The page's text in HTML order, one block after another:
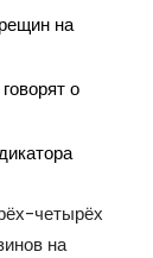
на
о
четырёх
на